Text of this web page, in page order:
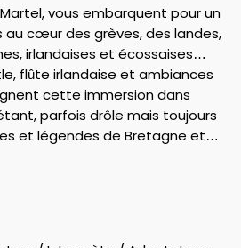
vous embarquent pour un
au cœur des grèves, des landes,
irlandaises et écossaises…
flûte irlandaise et ambiances
cette immersion dans
parfois drôle mais toujours
et légendes de Bretagne et